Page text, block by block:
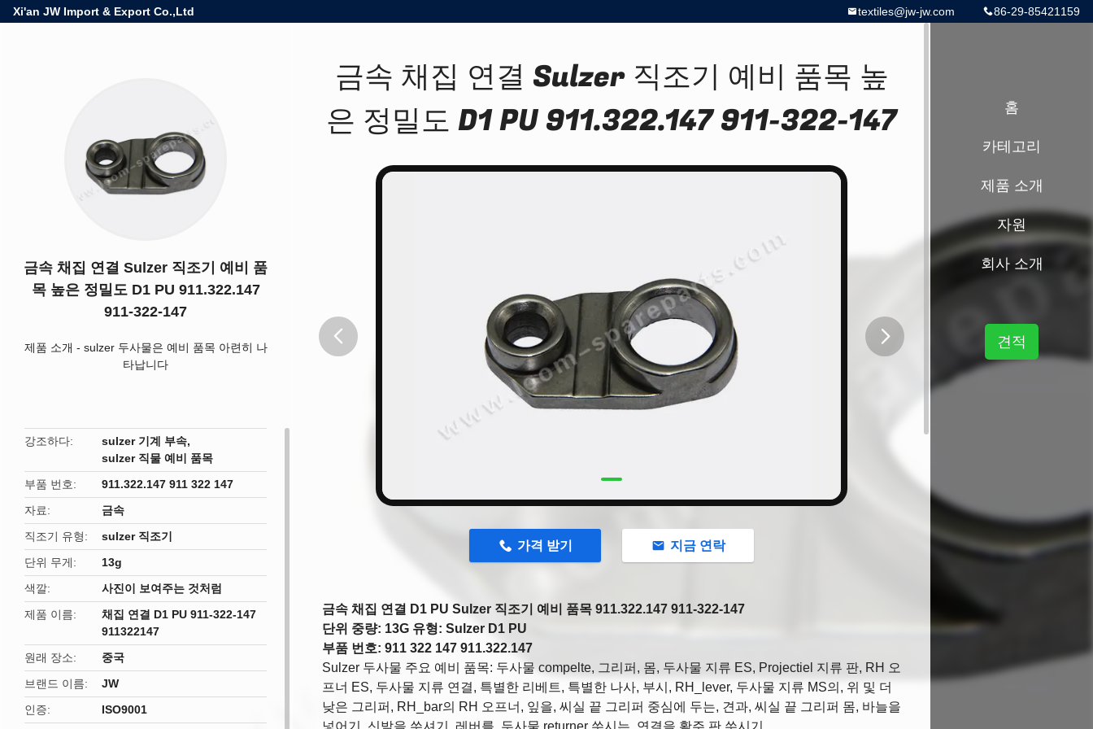
Xi'an JW Import & Export Co.,Ltd 86-29-85421159
textiles@jw-jw.com
금속 채집 연결 Sulzer 직조기 예비 품
목 높은 정밀도 D1 PU 911.322.147
911-322-147
제품 소개 - sulzer 두사물은 예비 품목 아련히 나
타납니다
강조하다 sulzer 기계 부속,
sulzer 직물 예비 품목
부품 번호
911.322.147 911 322 147
자료
금속
직조기 유형
sulzer 직조기
단위 무게
13g
색깔
사진이 보여주는 것처럼
제품 이름
채집 연결 D1 PU 911-322-147
911322147
원래 장소
중국
브랜드 이름
JW
인증
ISO9001
금속 채집 연결 Sulzer 직조기 예비 품목 높
은 정밀도 D1 PU 911.322.147 911-322-147
가격 받기 지금 연락
금속 채집 연결 D1 PU Sulzer 직조기 예비 품목 911.322.147 911-322-147
단위 중량: 13G 유형: Sulzer D1 PU
부품 번호: 911 322 147 911.322.147
Sulzer 두사물 주요 예비 품목: 두사물 compelte, 그리퍼, 몸, 두사물 지류 ES, Projectiel 지류 판, RH 오
프너 ES, 두사물 지류 연결, 특별한 리베트, 특별한 나사, 부시, RH_lever, 두사물 지류 MS의, 위 및 더
낮은 그리퍼, RH_bar의 RH 오프너, 잎을, 씨실 끝 그리퍼 중심에 두는, 견과, 씨실 끝 그리퍼 몸, 바늘을
홈
카테고리
제품 소개
자원
회사 소개
견적